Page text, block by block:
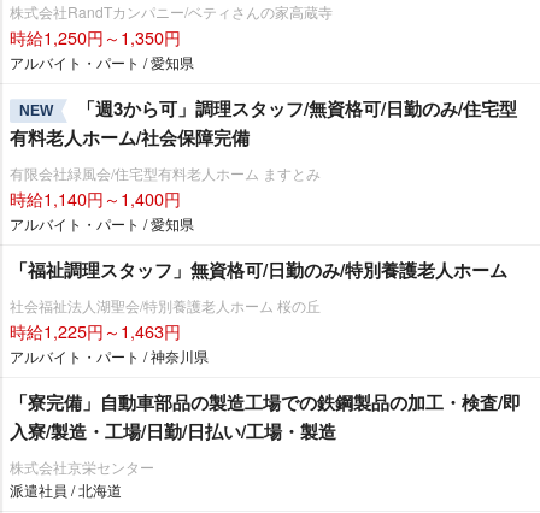
株式会社RandTカンパニー/ベティさんの家高蔵寺
時給1,250円～1,350円
アルバイト・パート / 愛知県
NEW
「週3から可」調理スタッフ/無資格可/日勤のみ/住宅型
有料老人ホーム/社会保障完備
有限会社緑風会/住宅型有料老人ホーム ますとみ
時給1,140円～1,400円
アルバイト・パート / 愛知県
「福祉調理スタッフ」無資格可/日勤のみ/特別養護老人ホーム
社会福祉法人湖聖会/特別養護老人ホーム 桜の丘
時給1,225円～1,463円
アルバイト・パート / 神奈川県
「寮完備」自動車部品の製造工場での鉄鋼製品の加工・検査/即
入寮/製造・工場/日勤/日払い/工場・製造
株式会社京栄センター
派遣社員 / 北海道